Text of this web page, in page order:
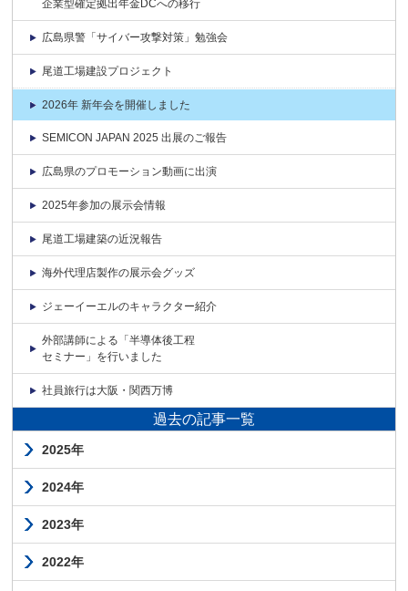
企業型確定拠出年金DCへの移行
広島県警「サイバー攻撃対策」勉強会
尾道工場建設プロジェクト
2026年 新年会を開催しました
SEMICON JAPAN 2025 出展のご報告
広島県のプロモーション動画に出演
2025年参加の展示会情報
尾道工場建築の近況報告
海外代理店製作の展示会グッズ
ジェーイーエルのキャラクター紹介
外部講師による「半導体後工程
セミナー」を行いました
社員旅行は大阪・関西万博
過去の記事一覧
2025年
2024年
2023年
2022年